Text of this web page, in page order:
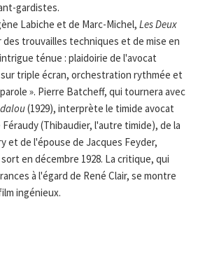
gardistes.
Labiche et de Marc-Michel, Les Deux
trouvailles techniques et de mise en
ténue : plaidoirie de l'avocat
triple écran, orchestration rythmée et
». Pierre Batcheff, qui tournera avec
(1929), interprète le timide avocat
(Thibaudier, l'autre timide), de la
et de l'épouse de Jacques Feyder,
en décembre 1928. La critique, qui
à l'égard de René Clair, se montre
ingénieux.